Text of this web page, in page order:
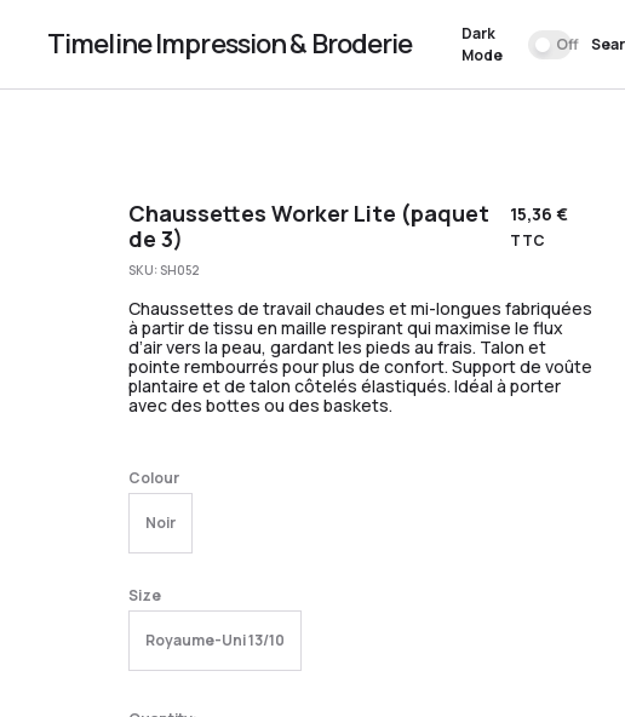
Timeline Impression & Broderie
Dark
Mode
Off
Chaussettes Worker Lite (paquet
de 3)
15,36€
TTC
SKU: SH052
Chaussettes de travail chaudes et mi-longues fabriquées
à partir de tissu en maille respirant qui maximise le flux
d’air vers la peau, gardant les pieds au frais. Talon et
pointe rembourrés pour plus de confort. Support de voûte
plantaire et de talon côtelés élastiqués. Idéal à porter
avec des bottes ou des baskets.
Colour
Noir
Size
Royaume-Uni 13/10